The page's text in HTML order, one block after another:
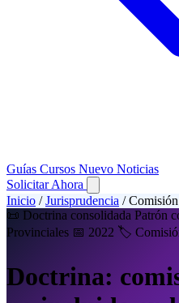
Guías Cursos Nuevo Noticias
Solicitar Ahora
Inicio / Jurisprudencia /
📜 Doctrina consolidada Patrón
Provinciales 📅 2022 🏷️
Doctrina: